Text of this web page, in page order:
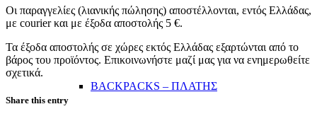
BACKPACKS – ΠΛΑΤΗΣ
Οι παραγγελίες (λιανικής πώλησης) αποστέλλονται, εντός Ελλάδας,
με courier και με έξοδα αποστολής 5 €.
Τα έξοδα αποστολής σε χώρες εκτός Ελλάδας εξαρτώνται από το
βάρος του προϊόντος. Επικοινωνήστε μαζί μας για να ενημερωθείτε
σχετικά.
Share this entry